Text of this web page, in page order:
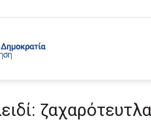
Κυβέρνηση
ζαχαρότευτλα